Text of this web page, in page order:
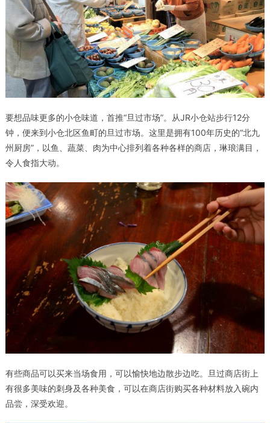
要想品味更多的小仓味道，首推“旦过市场”。从JR小仓站步行12分
钟，便来到小仓北区鱼町的旦过市场。这里是拥有100年历史的“北九
州厨房”，以鱼、蔬菜、肉为中心排列着各种各样的商店，琳琅满目，
令人食指大动。
有些商品可以买来当场食用，可以愉快地边散步边吃。旦过商店街上
有很多美味的刺身及各种美食，可以在商店街购买各种材料放入碗内
品尝，深受欢迎。